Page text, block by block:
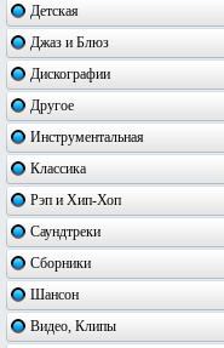
Детская
Джаз и Блюз
Дискографии
Другое
Инструментальная
Классика
Рэп и Хип-Хоп
Саундтреки
Сборники
Шансон
Видео, Клипы